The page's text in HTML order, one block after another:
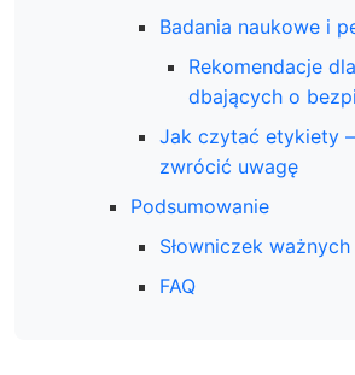
Badania naukowe i
Rekomendacje
dbających o
Jak czytać etykiety
zwrócić uwagę
Podsumowanie
Słowniczek
FAQ